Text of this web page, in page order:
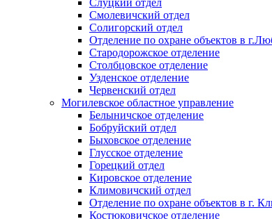
Смолевичский отдел
Солигорский отдел
Отделение по охране объектов в
Стародорожское отделение
Столбцовское отделение
Узденское отделение
Червенский отдел
Могилевское областное управление
Белыничское отделение
Бобруйский отдел
Быховское отделение
Глусское отделение
Горецкий отдел
Кировское отделение
Климовичский отдел
Отделение по охране объектов в г.
Костюковичское отделение